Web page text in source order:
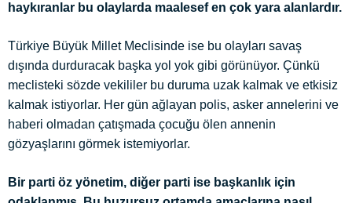
haykıranlar bu olaylarda maalesef en çok yara alanlardır.
Türkiye Büyük Millet Meclisinde ise bu olayları savaş
dışında durduracak başka yol yok gibi görünüyor. Çünkü
meclisteki sözde vekililer bu duruma uzak kalmak ve etkisiz
kalmak istiyorlar. Her gün ağlayan polis, asker annelerini ve
haberi olmadan çatışmada çocuğu ölen annenin
gözyaşlarını görmek istemiyorlar.
Bir parti öz yönetim, diğer parti ise başkanlık için